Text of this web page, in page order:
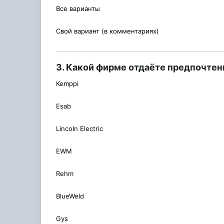
Все варианты
Свой вариант (в комментариях)
3. Какой фирме отдаёте
Kemppi
Esab
Lincoln Electric
EWM
Rehm
BlueWeld
Gys